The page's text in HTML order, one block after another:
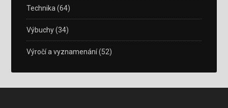
Technika (64)
Výbuchy(34)
Výročí a vyznamenání(52)